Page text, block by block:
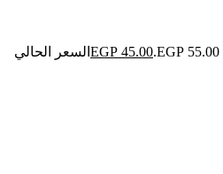
EGP 45.00
السعر الحالي